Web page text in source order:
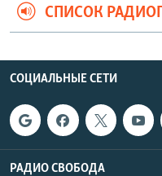
СПИСОК
СОЦИАЛЬНЫЕ СЕТИ
РАДИО СВОБОДА